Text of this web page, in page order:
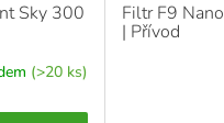
Sky 300
(>20 ks)
Filtr F9
| Přívod